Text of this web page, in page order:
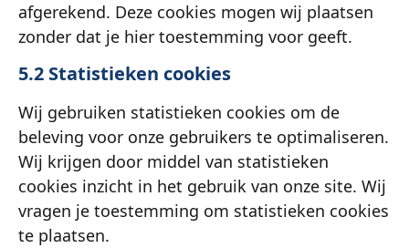
afgerekend. Deze cookies mogen wij plaatsen
zonder dat je hier toestemming voor geeft.
5.2 Statistieken cookies
Wij gebruiken statistieken cookies om de
beleving voor onze gebruikers te optimaliseren.
Wij krijgen door middel van statistieken
cookies inzicht in het gebruik van onze site. Wij
vragen je toestemming om statistieken cookies
te plaatsen.